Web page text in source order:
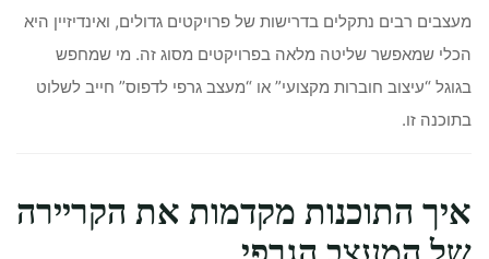
מעצבים רבים נתקלים בדרישות של פרויקטים גדולים, ואינדיזיין היא
הכלי שמאפשר שליטה מלאה בפרויקטים מסוג זה. מי שמחפש
בגוגל “עיצוב חוברות מקצועי” או “מעצב גרפי לדפוס” חייב לשלוט
בתוכנה זו.
איך התוכנות מקדמות את הקריירה